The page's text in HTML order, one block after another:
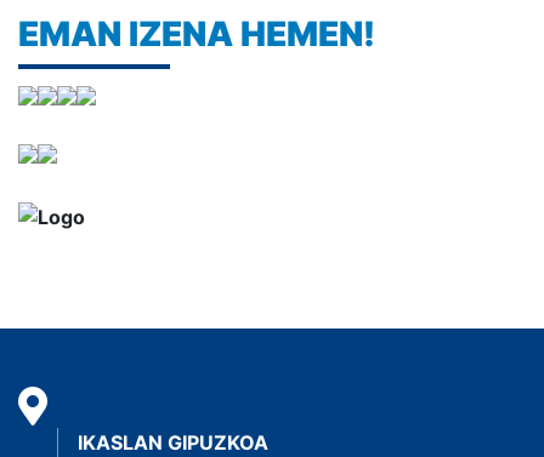
EMAN IZENA HEMEN!
IKASLAN GIPUZKOA